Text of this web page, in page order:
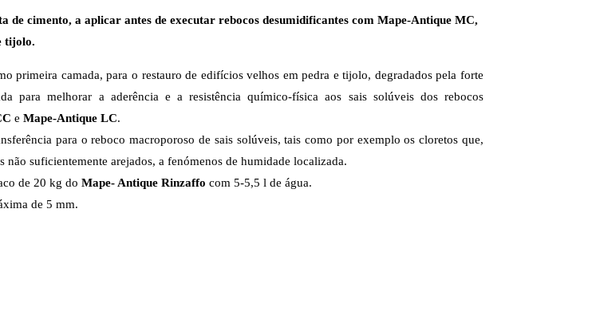
de cimento, a aplicar antes de executar rebocos desumidificantes com Mape-Antique MC,
tijolo.
primeira camada, para o restauro de edifícios velhos em pedra e tijolo, degradados pela forte
para melhorar a aderência e a resistência químico-física aos sais solúveis dos rebocos
e Mape-Antique LC.
para o reboco macroporoso de sais solúveis, tais como por exemplo os cloretos que,
suficientemente arejados, a fenómenos de humidade localizada.
de 20 kg do Mape- Antique Rinzaffo com 5-5,5 l de água.
de 5 mm.